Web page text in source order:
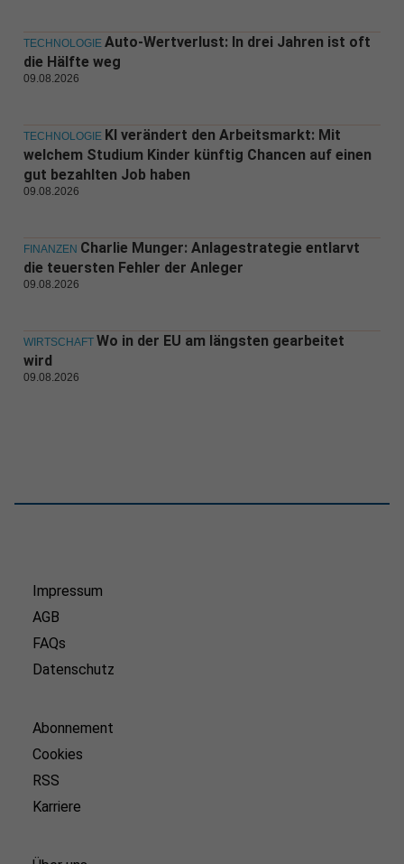
TECHNOLOGIE Auto-Wertverlust: In drei Jahren ist oft
die Hälfte weg
09.08.2026
TECHNOLOGIE KI verändert den Arbeitsmarkt: Mit
welchem Studium Kinder künftig Chancen auf einen
gut bezahlten Job haben
09.08.2026
FINANZEN Charlie Munger: Anlagestrategie entlarvt
die teuersten Fehler der Anleger
09.08.2026
WIRTSCHAFT Wo in der EU am längsten gearbeitet
wird
09.08.2026
Impressum
AGB
FAQs
Datenschutz
Abonnement
Cookies
RSS
Karriere